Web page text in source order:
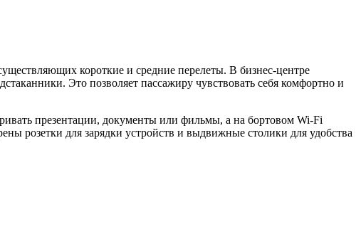
короткие и средние перелеты. В бизнес-центре
Это позволяет пассажиру чувствовать себя комфортно и
презентации, документы или фильмы, а на бортовом Wi-Fi
розетки для зарядки устройств и выдвижные столики для удобства